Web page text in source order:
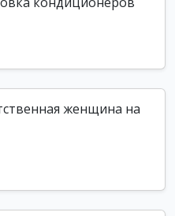
женщина на